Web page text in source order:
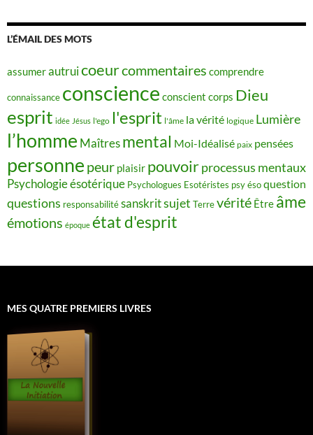
L’ÉMAIL DES MOTS
assumerautruicoeurcommentaires comprendre
connaissance conscience conscient corps Dieu
esprit idée Jésus l'ego l'esprit l'âme la vérité logique Lumière
l’homme Maîtres mental Moi-Idéalisé paix pensées
personne peur plaisir pouvoirprocessus mentaux
Psychologie ésotérique Psychologues Esotéristes psy ésoquestion
questions responsabilitésanskritsujet Terrevérité Être âme
émotions époque état d'esprit
MES QUATRE PREMIERS LIVRES